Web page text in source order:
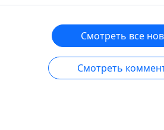
Смотреть все
Смотреть